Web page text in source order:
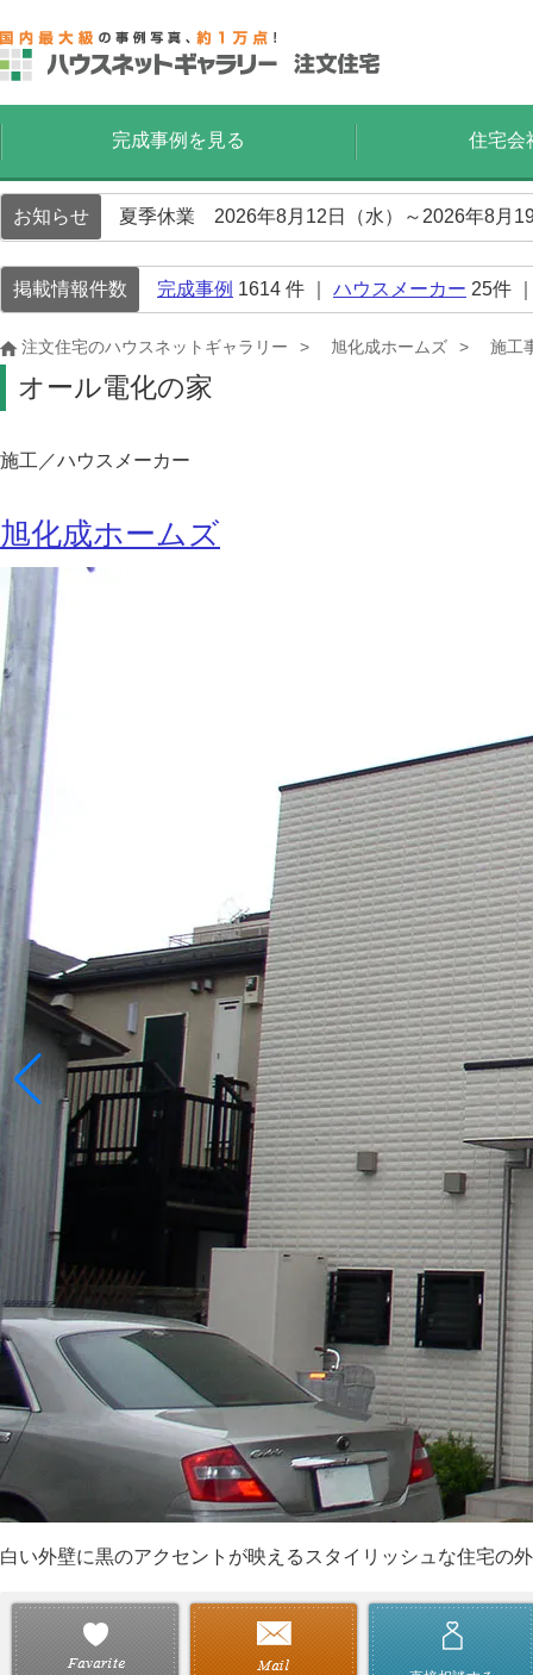
完成事例を見る 住宅会
お知らせ 夏季休業 2026年8月12日（水）～2026年8月
掲載情報件数 完成事例 1614 件 ｜ ハウスメーカー 25件
注文住宅のハウスネットギャラリー 旭化成ホームズ 施工
オール電化の家
施工／ハウスメーカー
旭化成ホームズ
白い外壁に黒のアクセントが映えるスタイリッシュな住宅の